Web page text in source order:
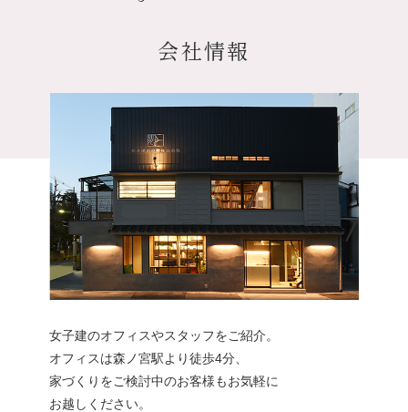
会社情報
女子建のオフィスやスタッフをご紹介。
オフィスは森ノ宮駅より徒歩4分、
家づくりをご検討中のお客様もお気軽に
お越しください。